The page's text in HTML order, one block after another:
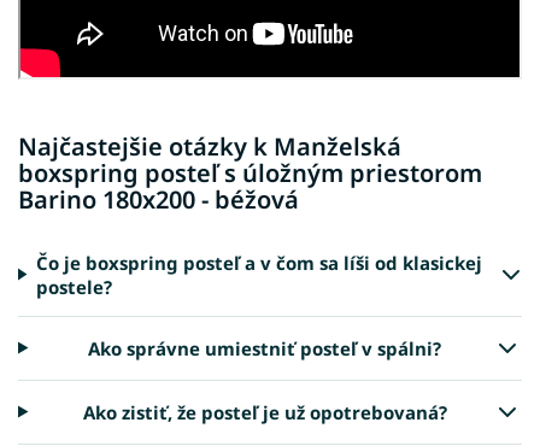
Najčastejšie otázky k Manželská
boxspring posteľ s úložným priestorom
Barino 180x200 - béžová
Čo je boxspring posteľ a v čom sa líši od klasickej
postele?
Ako správne umiestniť posteľ v spálni?
Ako zistiť, že posteľ je už opotrebovaná?